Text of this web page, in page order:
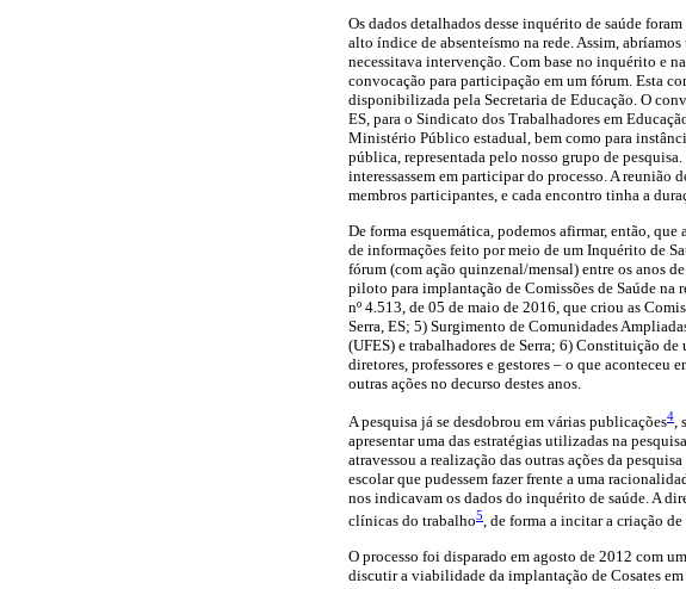
Os dados detalhados desse inquérito de saúde
alto índice de absenteísmo na rede. Assim,
necessitava intervenção. Com base no inquérito e
convocação para participação em um fórum. Esta
disponibilizada pela Secretaria de Educação. O
ES, para o Sindicato dos Trabalhadores em
Ministério Público estadual, bem como para
pública, representada pelo nosso grupo de
interessassem em participar do processo. A
membros participantes, e cada encontro tinha a
De forma esquemática, podemos afirmar, então,
de informações feito por meio de um Inquérito de
fórum (com ação quinzenal/mensal) entre os anos
piloto para implantação de Comissões de Saúde
nº 4.513, de 05 de maio de 2016, que criou as
Serra, ES; 5) Surgimento de Comunidades
(UFES) e trabalhadores de Serra; 6) Constituição
diretores, professores e gestores – o que aconteceu
outras ações no decurso destes anos.
A pesquisa já se desdobrou em várias publicações4,
apresentar uma das estratégias utilizadas na
atravessou a realização das outras ações da
escolar que pudessem fazer frente a uma
nos indicavam os dados do inquérito de saúde. A
clínicas do trabalho5, de forma a incitar a criação
O processo foi disparado em agosto de 2012 com
discutir a viabilidade da implantação de Cosates